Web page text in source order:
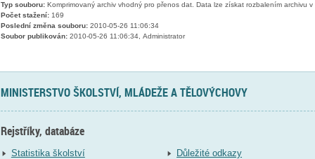
Typ souboru:Komprimovaný archiv vhodný pro přenos dat. Data lze získat rozbalením archivu
Počet stažení:169
Poslední změna souboru:2010-05-26 11:06:34
Soubor publikován:2010-05-26 11:06:34, Administrator
MINISTERSTVO ŠKOLSTVÍ, MLÁDEŽE A TĚLOVÝCHOVY
Rejstříky, databáze
Statistika školství
Důležité odkazy